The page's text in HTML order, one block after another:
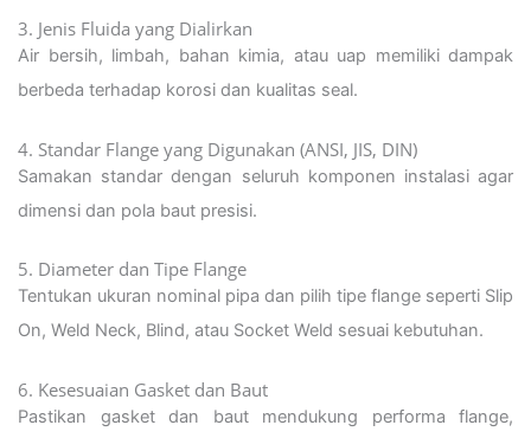
3. Jenis Fluida yang Dialirkan
Air bersih, limbah, bahan kimia, atau uap memiliki dampak
berbeda terhadap korosi dan kualitas seal.
4. Standar Flange yang Digunakan (ANSI, JIS, DIN)
Samakan standar dengan seluruh komponen instalasi agar
dimensi dan pola baut presisi.
5. Diameter dan Tipe Flange
Tentukan ukuran nominal pipa dan pilih tipe flange seperti Slip
On, Weld Neck, Blind, atau Socket Weld sesuai kebutuhan.
6. Kesesuaian Gasket dan Baut
Pastikan gasket dan baut mendukung performa flange,